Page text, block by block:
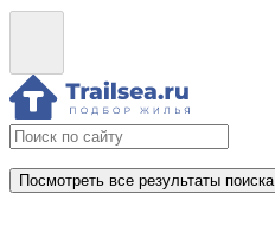
Посмотреть все результаты поиска